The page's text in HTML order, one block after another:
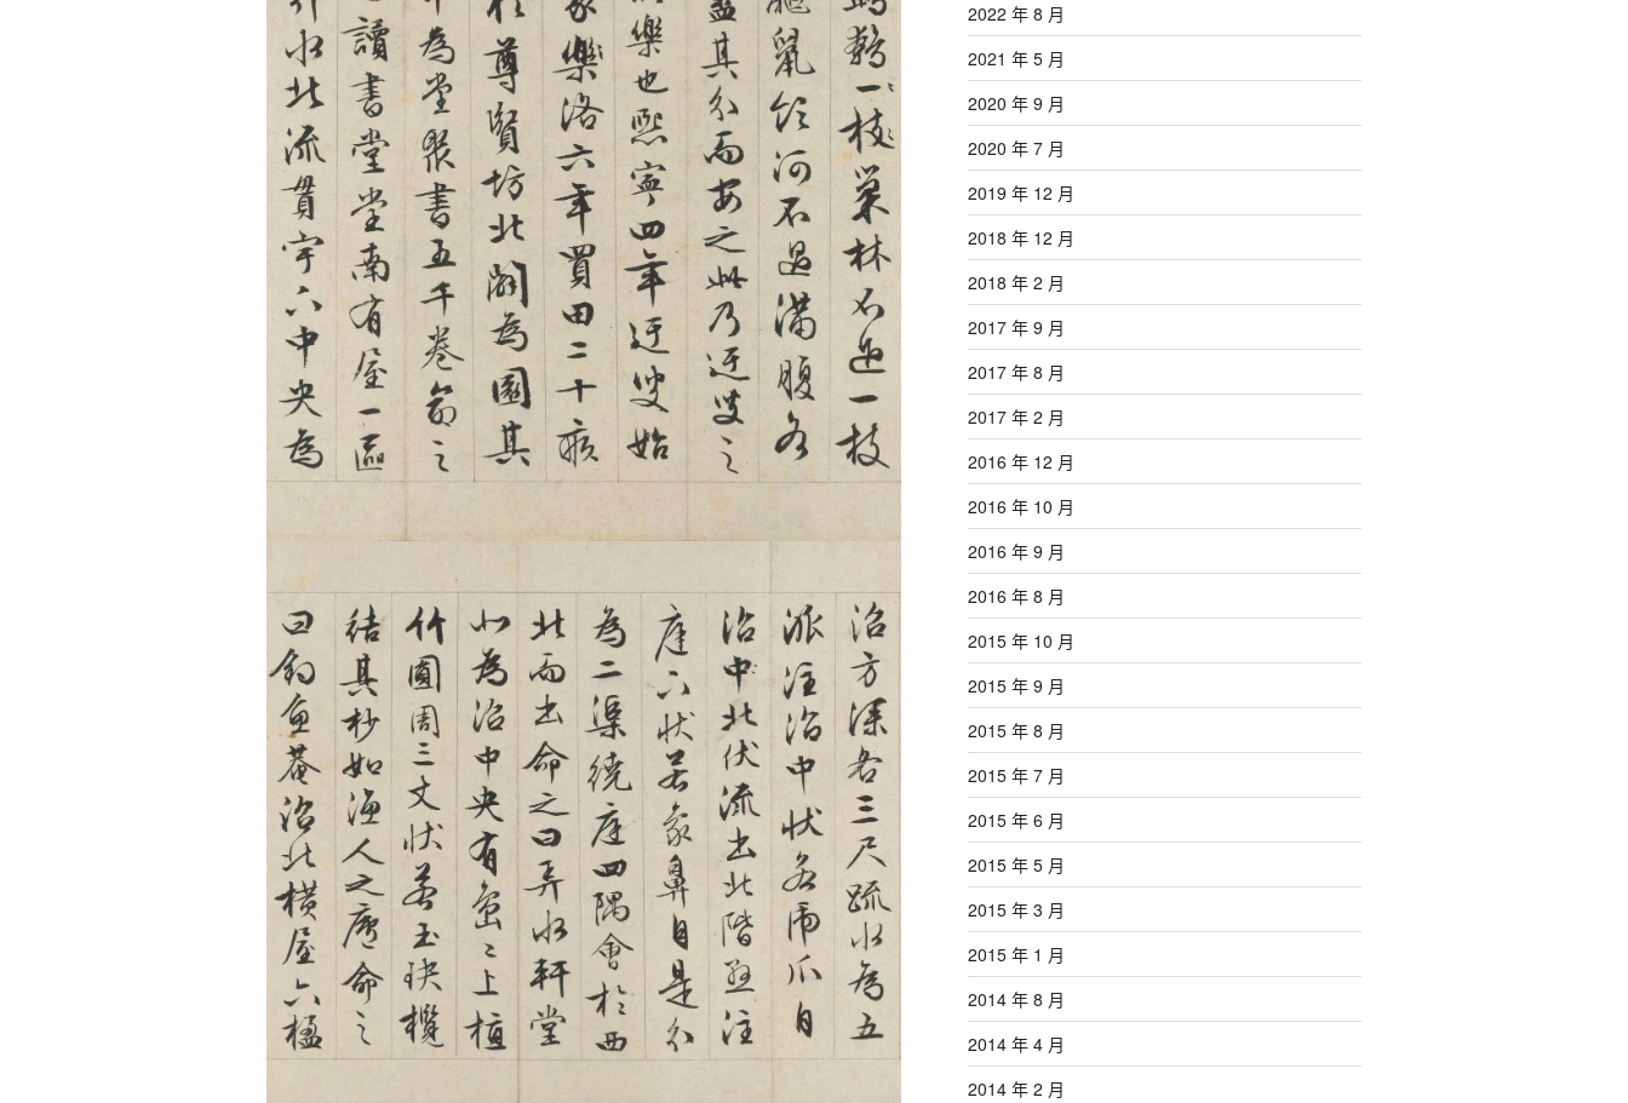
2022 年 8 月
2021 年 5 月
2020 年 9 月
2020 年 7 月
2019 年 12 月
2018 年 12 月
2018 年 2 月
2017 年 9 月
2017 年 8 月
2017 年 2 月
2016 年 12 月
2016 年 10 月
2016 年 9 月
2016 年 8 月
2015 年 10 月
2015 年 9 月
2015 年 8 月
2015 年 7 月
2015 年 6 月
2015 年 5 月
2015 年 3 月
2015 年 1 月
2014 年 8 月
2014 年 4 月
2014 年 2 月